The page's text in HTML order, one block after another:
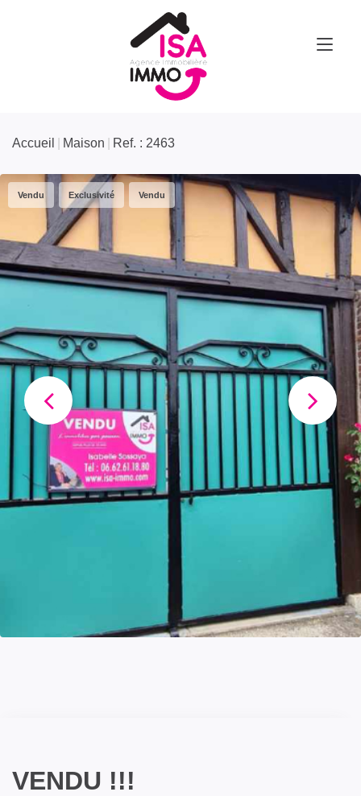
Accueil Maison Ref. : 2463
Vendu Exclusivité Vendu
VENDU !!!